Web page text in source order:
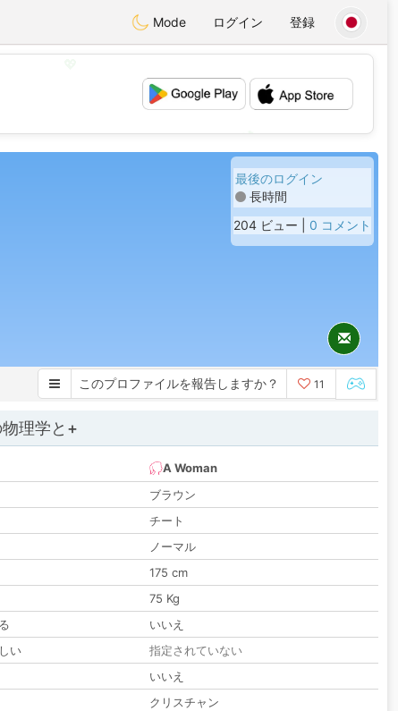
Mode ログイン 登録
💕
最後のログイン
長時間
204 ビュー | 0 コメント
このプロファイルを報告しますか？ 11
理学と+
A Woman
ブラウン
チート
ノーマル
175 cm
75 Kg
いいえ
い
指定されていない
いいえ
クリスチャン